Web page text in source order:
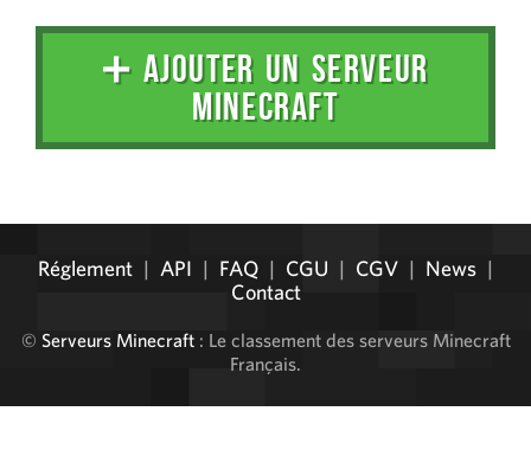
➕ AJOUTER UN SERVEUR
MINECRAFT
Réglement | API | FAQ | CGU | CGV | News |
Contact
© Serveurs Minecraft: Le classement des serveurs Minecraft
Français.